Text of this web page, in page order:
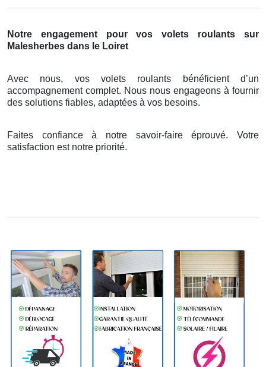
Notre engagement pour vos volets roulants sur
Malesherbes dans le Loiret
Avec nous, vos volets roulants bénéficient d’un
accompagnement complet. Nous nous engageons à fournir
des solutions fiables, adaptées à vos besoins.
Faites confiance à notre savoir-faire éprouvé. Votre
satisfaction est notre priorité.